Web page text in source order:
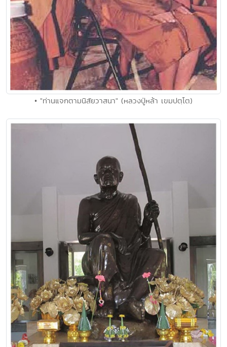
• "ท่านแจกตามนิสัยวาสนา" (หลวงปู่หล้า เขมปตฺโต)